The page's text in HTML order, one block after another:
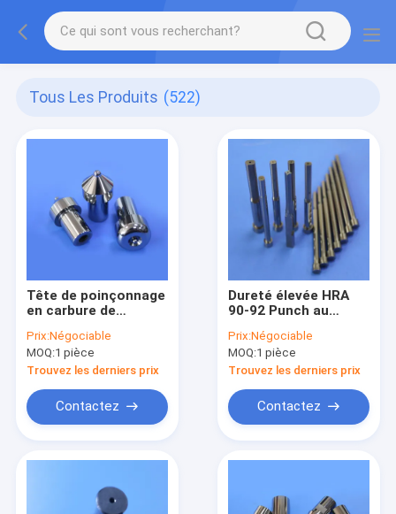
Tous Les Produits (522)
Tête de poinçonnage
en carbure de
tuyaux d'huile
automobile avec
finition lisse miroir
M6 fil interne et
usinage de précision
Prix:Négociable
MOQ:1 pièce
Trouvez les derniers prix
Contactez
Dureté élevée HRA
90-92 Punch au
avec une durabilité
longue durée pour
l'estampage de
précision
personnalisable
Prix:Négociable
MOQ:1 pièce
Trouvez les derniers prix
Contactez